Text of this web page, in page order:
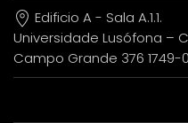
Edificio A - Sala A.1.1.
Universidade Lusófona –
Campo Grande 376 1749-